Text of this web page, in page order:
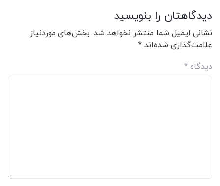
دیدگاهتان را بنویسید
نشانی ایمیل شما منتشر نخواهد شد. بخش‌های موردنیاز
علامت‌گذاری شده‌اند *
دیدگاه *